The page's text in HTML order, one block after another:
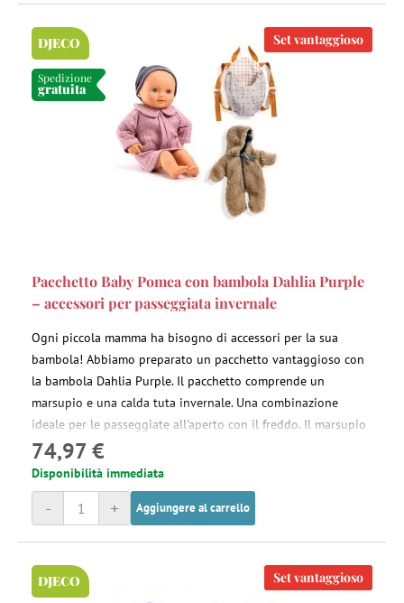
DJECO
Spedizione
gratuita
Set vantaggioso
Pacchetto Baby Pomea con bambola Dahlia Purple
– accessori per passeggiata invernale
Ogni piccola mamma ha bisogno di accessori per la sua
bambola! Abbiamo preparato un pacchetto vantaggioso con
la bambola Dahlia Purple. Il pacchetto comprende un
marsupio e una calda tuta invernale. Una combinazione
ideale per le passeggiate all'aperto con il freddo. Il marsupio
è l'accessorio perfetto se si vuole fare una passeggiata più
veloce nel terreno dove un passeggino non sarebbe adatto.
74,97 €
Disponibilità immediata
+
- Aggiungere al carrello
DJECO Set vantaggioso